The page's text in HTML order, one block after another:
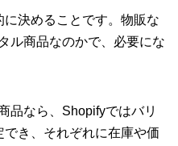
決めることです。物販な
ル商品なのかで、必要にな
品なら、Shopifyではバリ
でき、それぞれに在庫や価